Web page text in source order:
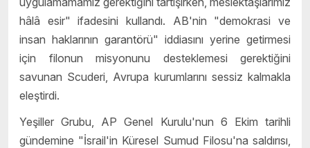
hâlâ esir" ifadesini kullandı. AB'nin "demokrasi ve
insan haklarının garantörü" iddiasını yerine getirmesi
için filonun misyonunu desteklemesi gerektiğini
savunan Scuderi, Avrupa kurumlarını sessiz kalmakla
eleştirdi.
Yeşiller Grubu, AP Genel Kurulu'nun 6 Ekim tarihli
gündemine "İsrail'in Küresel Sumud Filosu'na saldırısı,